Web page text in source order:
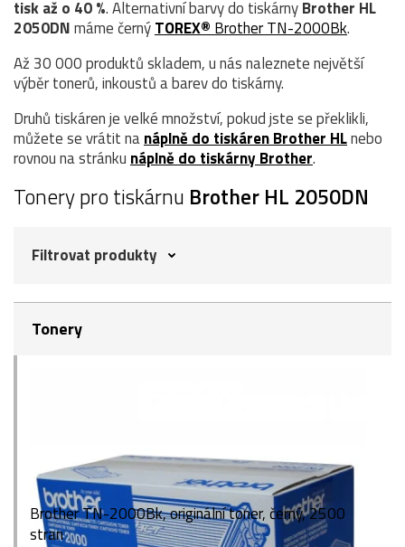
tisk až o 40 %. Alternativní barvy do tiskárnyBrother HL
2050DNmáme černýTOREX® Brother TN-2000Bk.
Až 30 000 produktů skladem, u nás naleznete největší
výběr tonerů, inkoustů a barev do tiskárny.
Druhů tiskáren je velké množství, pokud jste se překlikli,
můžete se vrátit nanáplně do tiskáren Brother HLnebo
rovnou na stránku náplně do tiskárny Brother.
Tonery pro tiskárnu Brother HL 2050DN
Filtrovat produkty
Tonery
Brother TN-2000Bk, originální toner, černý, 2500
stran